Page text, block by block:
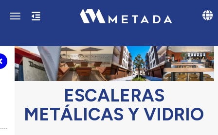
Toggle navigation
ESCALERAS
METÁLICAS Y VIDRIO